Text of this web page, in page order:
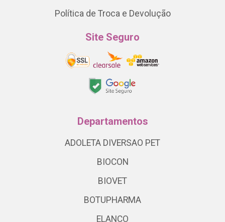
Política de Troca e Devolução
Site Seguro
Departamentos
ADOLETA DIVERSAO PET
BIOCON
BIOVET
BOTUPHARMA
ELANCO